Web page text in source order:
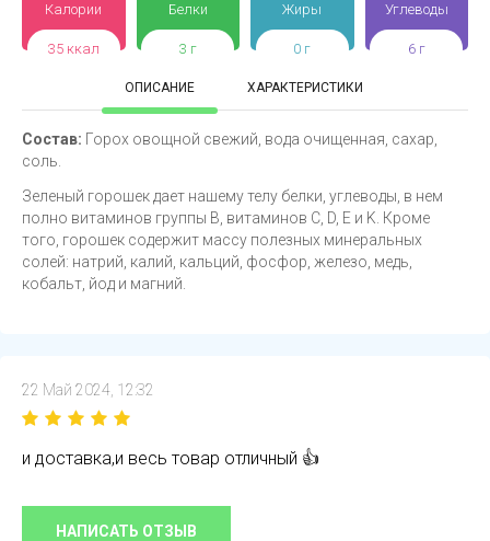
Калории
35 ккал
Белки
3 г
Жиры
0 г
Углеводы
6 г
ОПИСАНИЕ ХАРАКТЕРИСТИКИ
Состав: Горох овощной свежий, вода очищенная, сахар,
соль.
Зеленый горошек дает нашему телу белки, углеводы, в нем
полно витаминов группы B, витаминов C, D, E и K. Кроме
того, горошек содержит массу полезных минеральных
солей: натрий, калий, кальций, фосфор, железо, медь,
кобальт, йод и магний.
22 Май 2024, 12:32
и доставка,и весь товар отличный 👍
НАПИСАТЬ ОТЗЫВ